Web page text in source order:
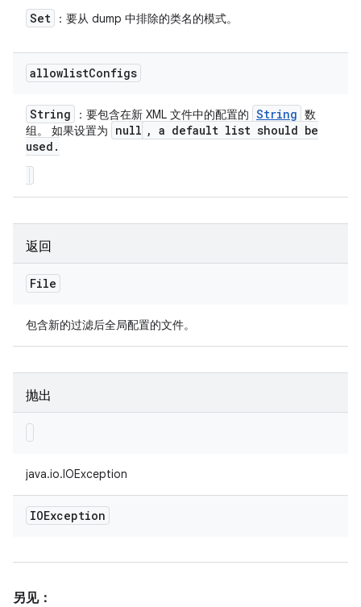
Set ：要从 dump 中排除的类名的模式。
allowlistConfigs
String ：要包含在新 XML 文件中的配置的 String 数
组。 如果设置为
null , a default list should be
used .
返回
File
包含新的过滤后全局配置的文件。
抛出
java.io.IOException
IOException
另见：